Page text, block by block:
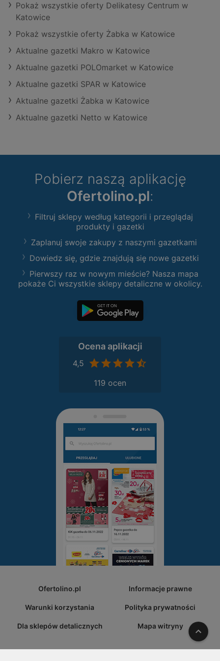
Pokaż wszystkie oferty Delikatesy Centrum w
Katowice
Pokaż wszystkie oferty Żabka w Katowice
Aktualne gazetki Makro w Katowice
Aktualne gazetki POLOmarket w Katowice
Aktualne gazetki SPAR w Katowice
Aktualne gazetki Żabka w Katowice
Aktualne gazetki Netto w Katowice
Pobierz naszą aplikację
Ofertolino.pl:
Filtruj sklepy według kategorii i przeglądaj
produkty i gazetki
Zaplanuj swoje zakupy z naszymi gazetkami
Dowiedz się, gdzie znajdują się nowe gazetki
Pierwszy raz w nowym mieście? Nasza mapa
pokaże Ci wszystkie sklepy detaliczne w okolicy.
Ocena aplikacji
4,5
119 ocen
Ofertolino.pl Informacje prawne
Warunki korzystania Polityka prywatności
Dla sklepów detalicznych Mapa witryny W